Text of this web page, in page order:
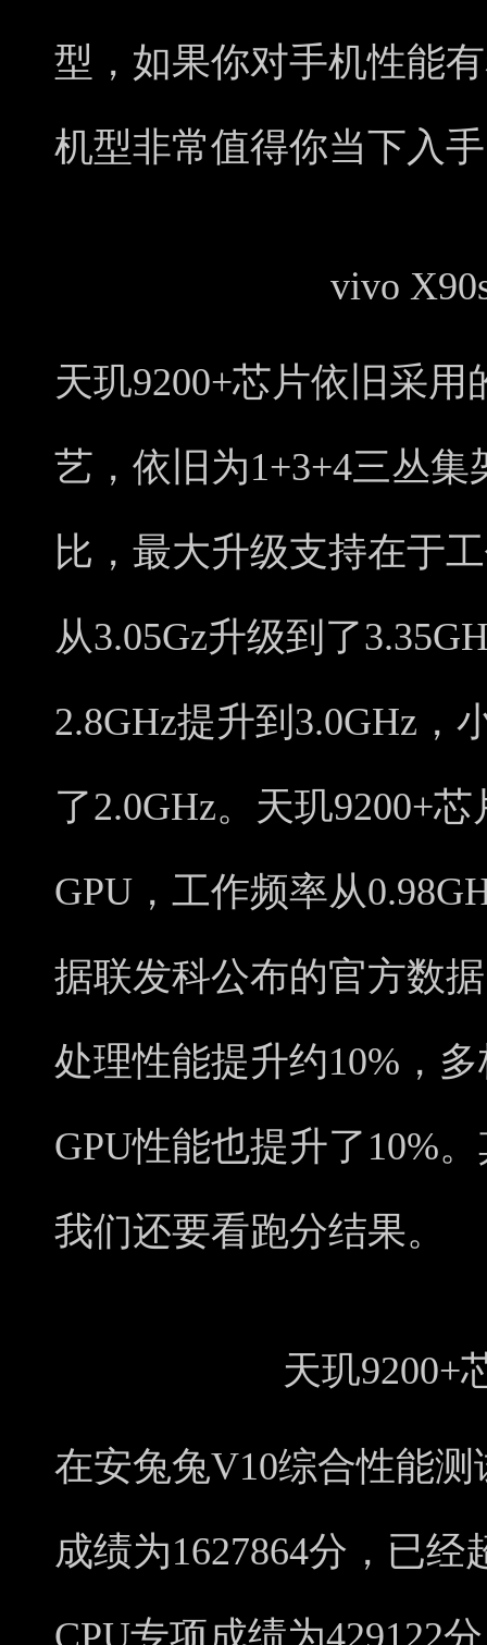
型，如果你对手机性能
机型非常值得你当下入
vivo
天玑9200+芯片依旧采用
艺，依旧为1+3+4三丛
比，最大升级支持在于
从3.05Gz升级到了
2.8GHz提升到3.0GHz，
了2.0GHz。天玑9200+
GPU，工作频率从
据联发科公布的官方数
处理性能提升约10%，
GPU性能也提升了10%
我们还要看跑分结果。
天玑9200+
在安兔兔V10综合性能
成绩为1627864分，已
CPU专项成绩为429122